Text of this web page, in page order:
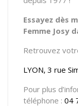
Essayez dès
Femme Josy
Retrouvez
LYON, 3 rue
Pour plus
téléphone : 04